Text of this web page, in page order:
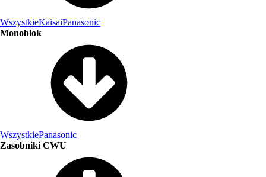
WszystkieKaisaiPanasonic
Monoblok
WszystkiePanasonic
Zasobniki CWU